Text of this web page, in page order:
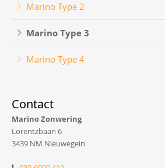
Marino Type 2
Marino Type 3
Marino Type 4
Contact
Marino Zonwering
Lorentzbaan 6
3439 NM Nieuwegein